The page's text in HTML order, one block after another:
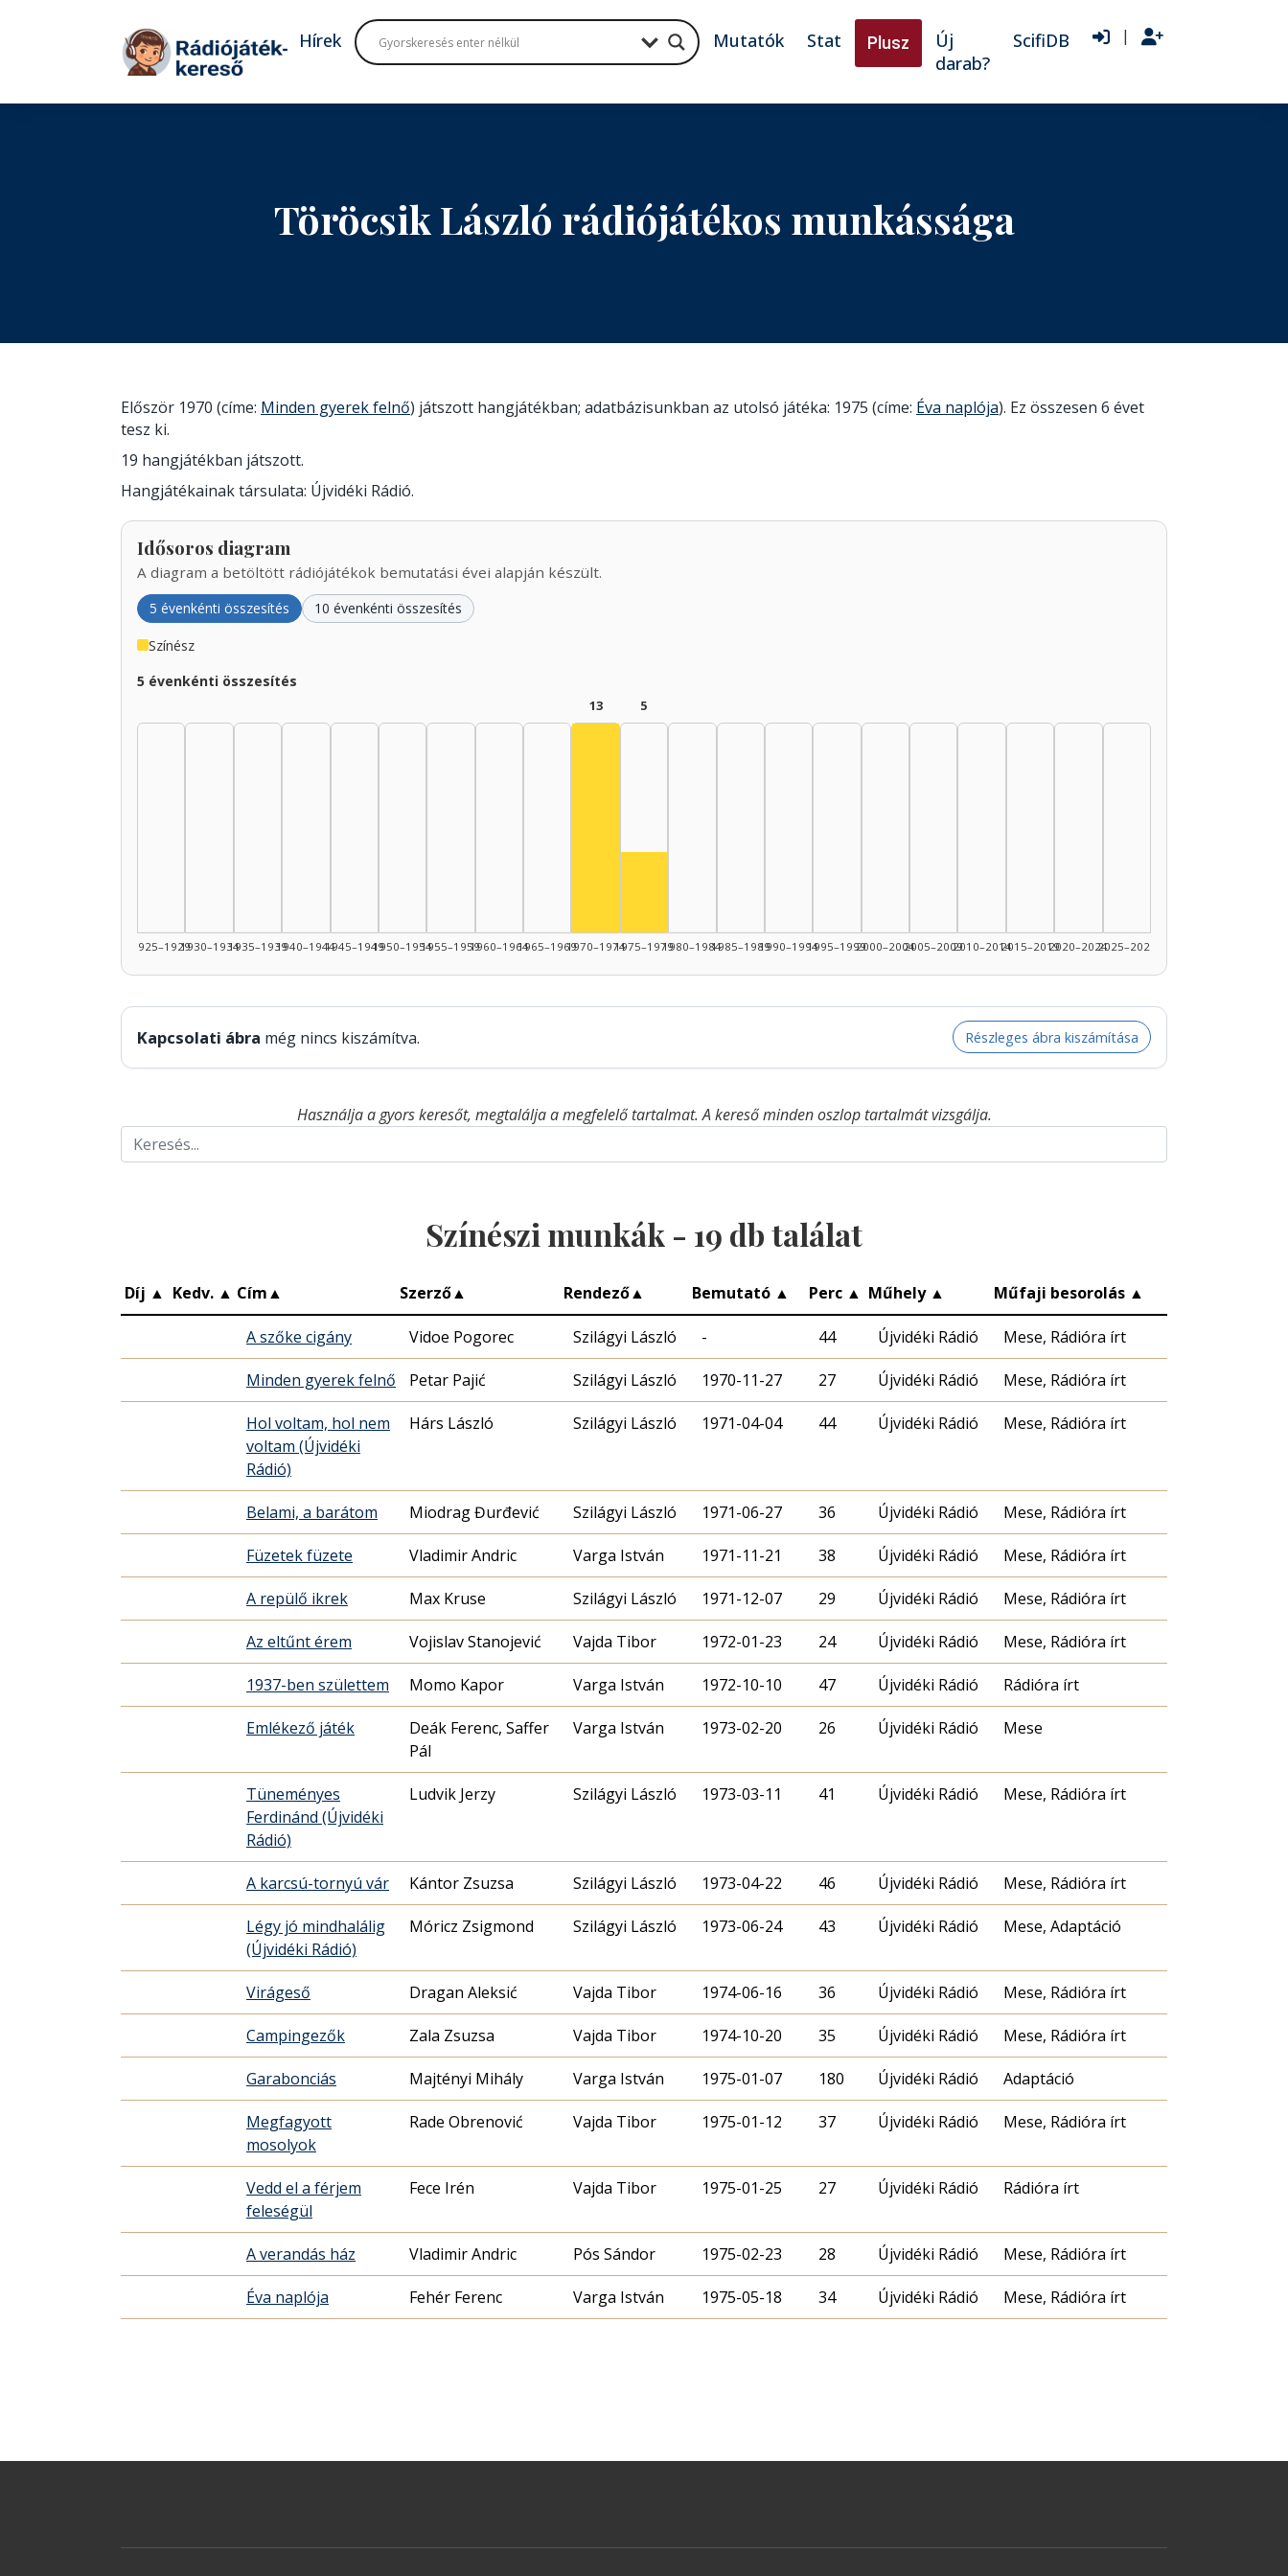
Tovább a tartalomhoz
Hírek Mutatók Stat Plusz
Új
darab?
ScifiDB |
Töröcsik László rádiójátékos munkássága
Először 1970 (címe: Minden gyerek felnő) játszott hangjátékban; adatbázisunkban az utolsó játéka: 1975 (címe: Éva naplója). Ez összesen 6 évet
tesz ki.
19 hangjátékban játszott.
Hangjátékainak társulata: Újvidéki Rádió.
Idősoros diagram
A diagram a betöltött rádiójátékok bemutatási évei alapján készült.
5 évenkénti összesítés 10 évenkénti összesítés
Színész
5 évenkénti összesítés
1925–19291930–19341935–19391940–19441945–19491950–19541955–19591960–19641965–1969
13
1970–1974
5
1975–19791980–19841985–19891990–19941995–19992000–20042005–20092010–20142015–20192020–20242025–2026
Kapcsolati ábra még nincs kiszámítva. Részleges ábra kiszámítása
Használja a gyors keresőt, megtalálja a megfelelő tartalmat. A kereső minden oszlop tartalmát vizsgálja.
Színészi munkák - 19 db találat
Díj ▲ Kedv. ▲ Cím▲ Szerző▲ Rendező▲ Bemutató ▲ Perc ▲ Műhely ▲ Műfaji besorolás ▲
A szőke cigány Vidoe Pogorec Szilágyi László - 44 Újvidéki Rádió Mese, Rádióra írt
Minden gyerek felnő Petar Pajić Szilágyi László 1970-11-27 27 Újvidéki Rádió Mese, Rádióra írt
Hol voltam, hol nem
voltam (Újvidéki
Rádió)
Hárs László Szilágyi László 1971-04-04 44 Újvidéki Rádió Mese, Rádióra írt
Belami, a barátom Miodrag Đurđević Szilágyi László 1971-06-27 36 Újvidéki Rádió Mese, Rádióra írt
Füzetek füzete Vladimir Andric Varga István 1971-11-21 38 Újvidéki Rádió Mese, Rádióra írt
A repülő ikrek Max Kruse Szilágyi László 1971-12-07 29 Újvidéki Rádió Mese, Rádióra írt
Az eltűnt érem Vojislav Stanojević Vajda Tibor 1972-01-23 24 Újvidéki Rádió Mese, Rádióra írt
1937-ben születtem Momo Kapor Varga István 1972-10-10 47 Újvidéki Rádió Rádióra írt
Emlékező játék
Deák Ferenc, Saffer
Pál
Varga István 1973-02-20 26 Újvidéki Rádió Mese
Tüneményes
Ferdinánd (Újvidéki
Rádió)
Ludvik Jerzy Szilágyi László 1973-03-11 41 Újvidéki Rádió Mese, Rádióra írt
A karcsú-tornyú vár Kántor Zsuzsa Szilágyi László 1973-04-22 46 Újvidéki Rádió Mese, Rádióra írt
Légy jó mindhalálig
(Újvidéki Rádió)
Móricz Zsigmond Szilágyi László 1973-06-24 43 Újvidéki Rádió Mese, Adaptáció
Virágeső Dragan Aleksić Vajda Tibor 1974-06-16 36 Újvidéki Rádió Mese, Rádióra írt
Campingezők Zala Zsuzsa Vajda Tibor 1974-10-20 35 Újvidéki Rádió Mese, Rádióra írt
Garabonciás Majtényi Mihály Varga István 1975-01-07 180 Újvidéki Rádió Adaptáció
Megfagyott
mosolyok
Rade Obrenović Vajda Tibor 1975-01-12 37 Újvidéki Rádió Mese, Rádióra írt
Vedd el a férjem
feleségül
Fece Irén Vajda Tibor 1975-01-25 27 Újvidéki Rádió Rádióra írt
A verandás ház Vladimir Andric Pós Sándor 1975-02-23 28 Újvidéki Rádió Mese, Rádióra írt
Éva naplója Fehér Ferenc Varga István 1975-05-18 34 Újvidéki Rádió Mese, Rádióra írt